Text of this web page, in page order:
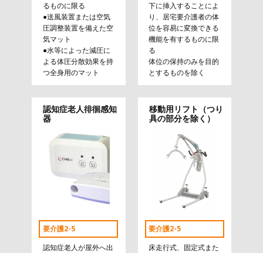
るものに限る
●送風装置または空気
圧調整装置を備えた空
気マット
●水等によった減圧に
よる体圧分散効果を持
つ全身用のマット
下に挿入することによ
り、居宅要介護者の体
位を容易に変換できる
機能を有するものに限
る
体位の保持のみを目的
とするものを除く
認知症老人徘徊感知
器
要介護2-5
認知症老人が屋外へ出
移動用リフト（つり
具の部分を除く）
要介護2-5
床走行式、固定式また